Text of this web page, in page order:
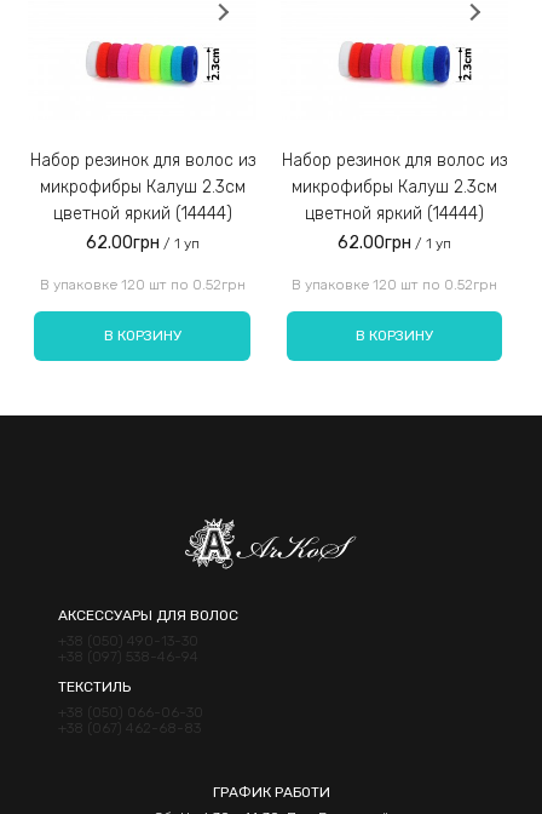
Набор резинок для волос из
микрофибры Калуш 2.3см
цветной яркий (14444)
62.00грн / 1 уп
В упаковке 120 шт по 0.52грн
В КОРЗИНУ
Набор резинок для волос из
микрофибры Калуш 2.3см
цветной яркий (14444)
62.00грн / 1 уп
В упаковке 120 шт по 0.52грн
В КОРЗИНУ
АКСЕССУАРЫ ДЛЯ ВОЛОС
+38 (050) 490-13-30
+38 (097) 538-46-94
ТЕКСТИЛЬ
+38 (050) 066-06-30
+38 (067) 462-68-83
ГРАФИК РАБОТИ